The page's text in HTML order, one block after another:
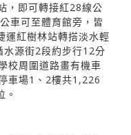
，即可轉接紅28線公
車可至體育館旁，皆
運紅樹林站轉搭淡水輕
源街2段約步行12分
校周圍道路畫有機車
車場1、2樓共1,226
。